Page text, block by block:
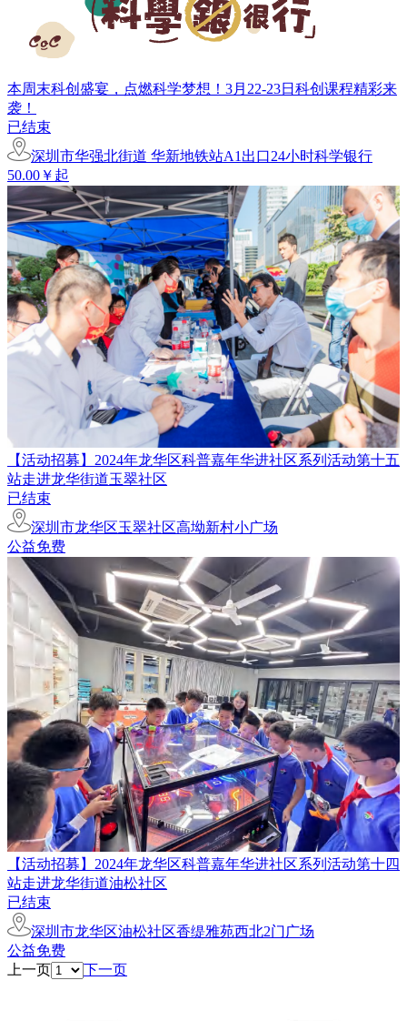
本周末科创盛宴，点燃科学梦想！3月22-23日科创课程精彩来
袭！
已结束
深圳市华强北街道 华新地铁站A1出口24小时科学银行
50.00￥起
【活动招募】2024年龙华区科普嘉年华进社区系列活动第十五
站走进龙华街道玉翠社区
已结束
深圳市龙华区玉翠社区高坳新村小广场
公益免费
​【活动招募】​2024年龙华区科普嘉年华进社区系列活动第十四
站走进龙华街道油松社区
已结束
深圳市龙华区油松社区香缇雅苑西北2门广场
公益免费
上一页
下一页